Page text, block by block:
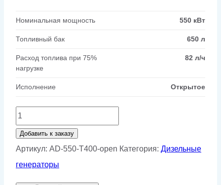
Номинальная мощность 550 кВт
Топливный бак 650 л
Расход топлива при 75%
нагрузке
82 л/ч
Исполнение Открытое
Количество
товара
Дизельный
генератор
Добавить к заказу
Артикул: AD-550-T400-open Категория: Дизельные
генераторы